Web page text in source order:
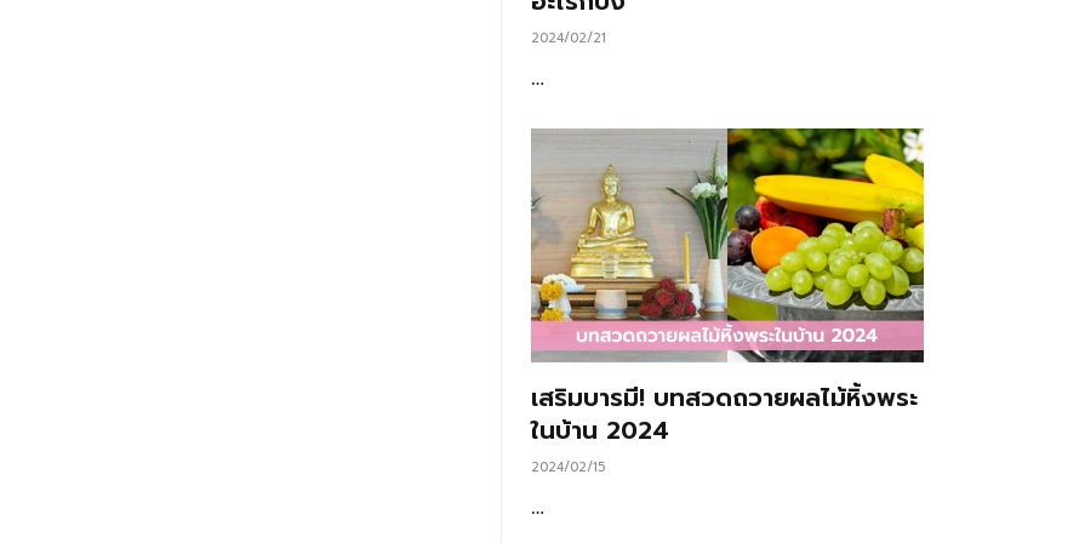
2024/02/21
…
เสริมบารมี! บทสวดถวายผลไม้หิ้งพระ
ในบ้าน 2024
2024/02/15
…